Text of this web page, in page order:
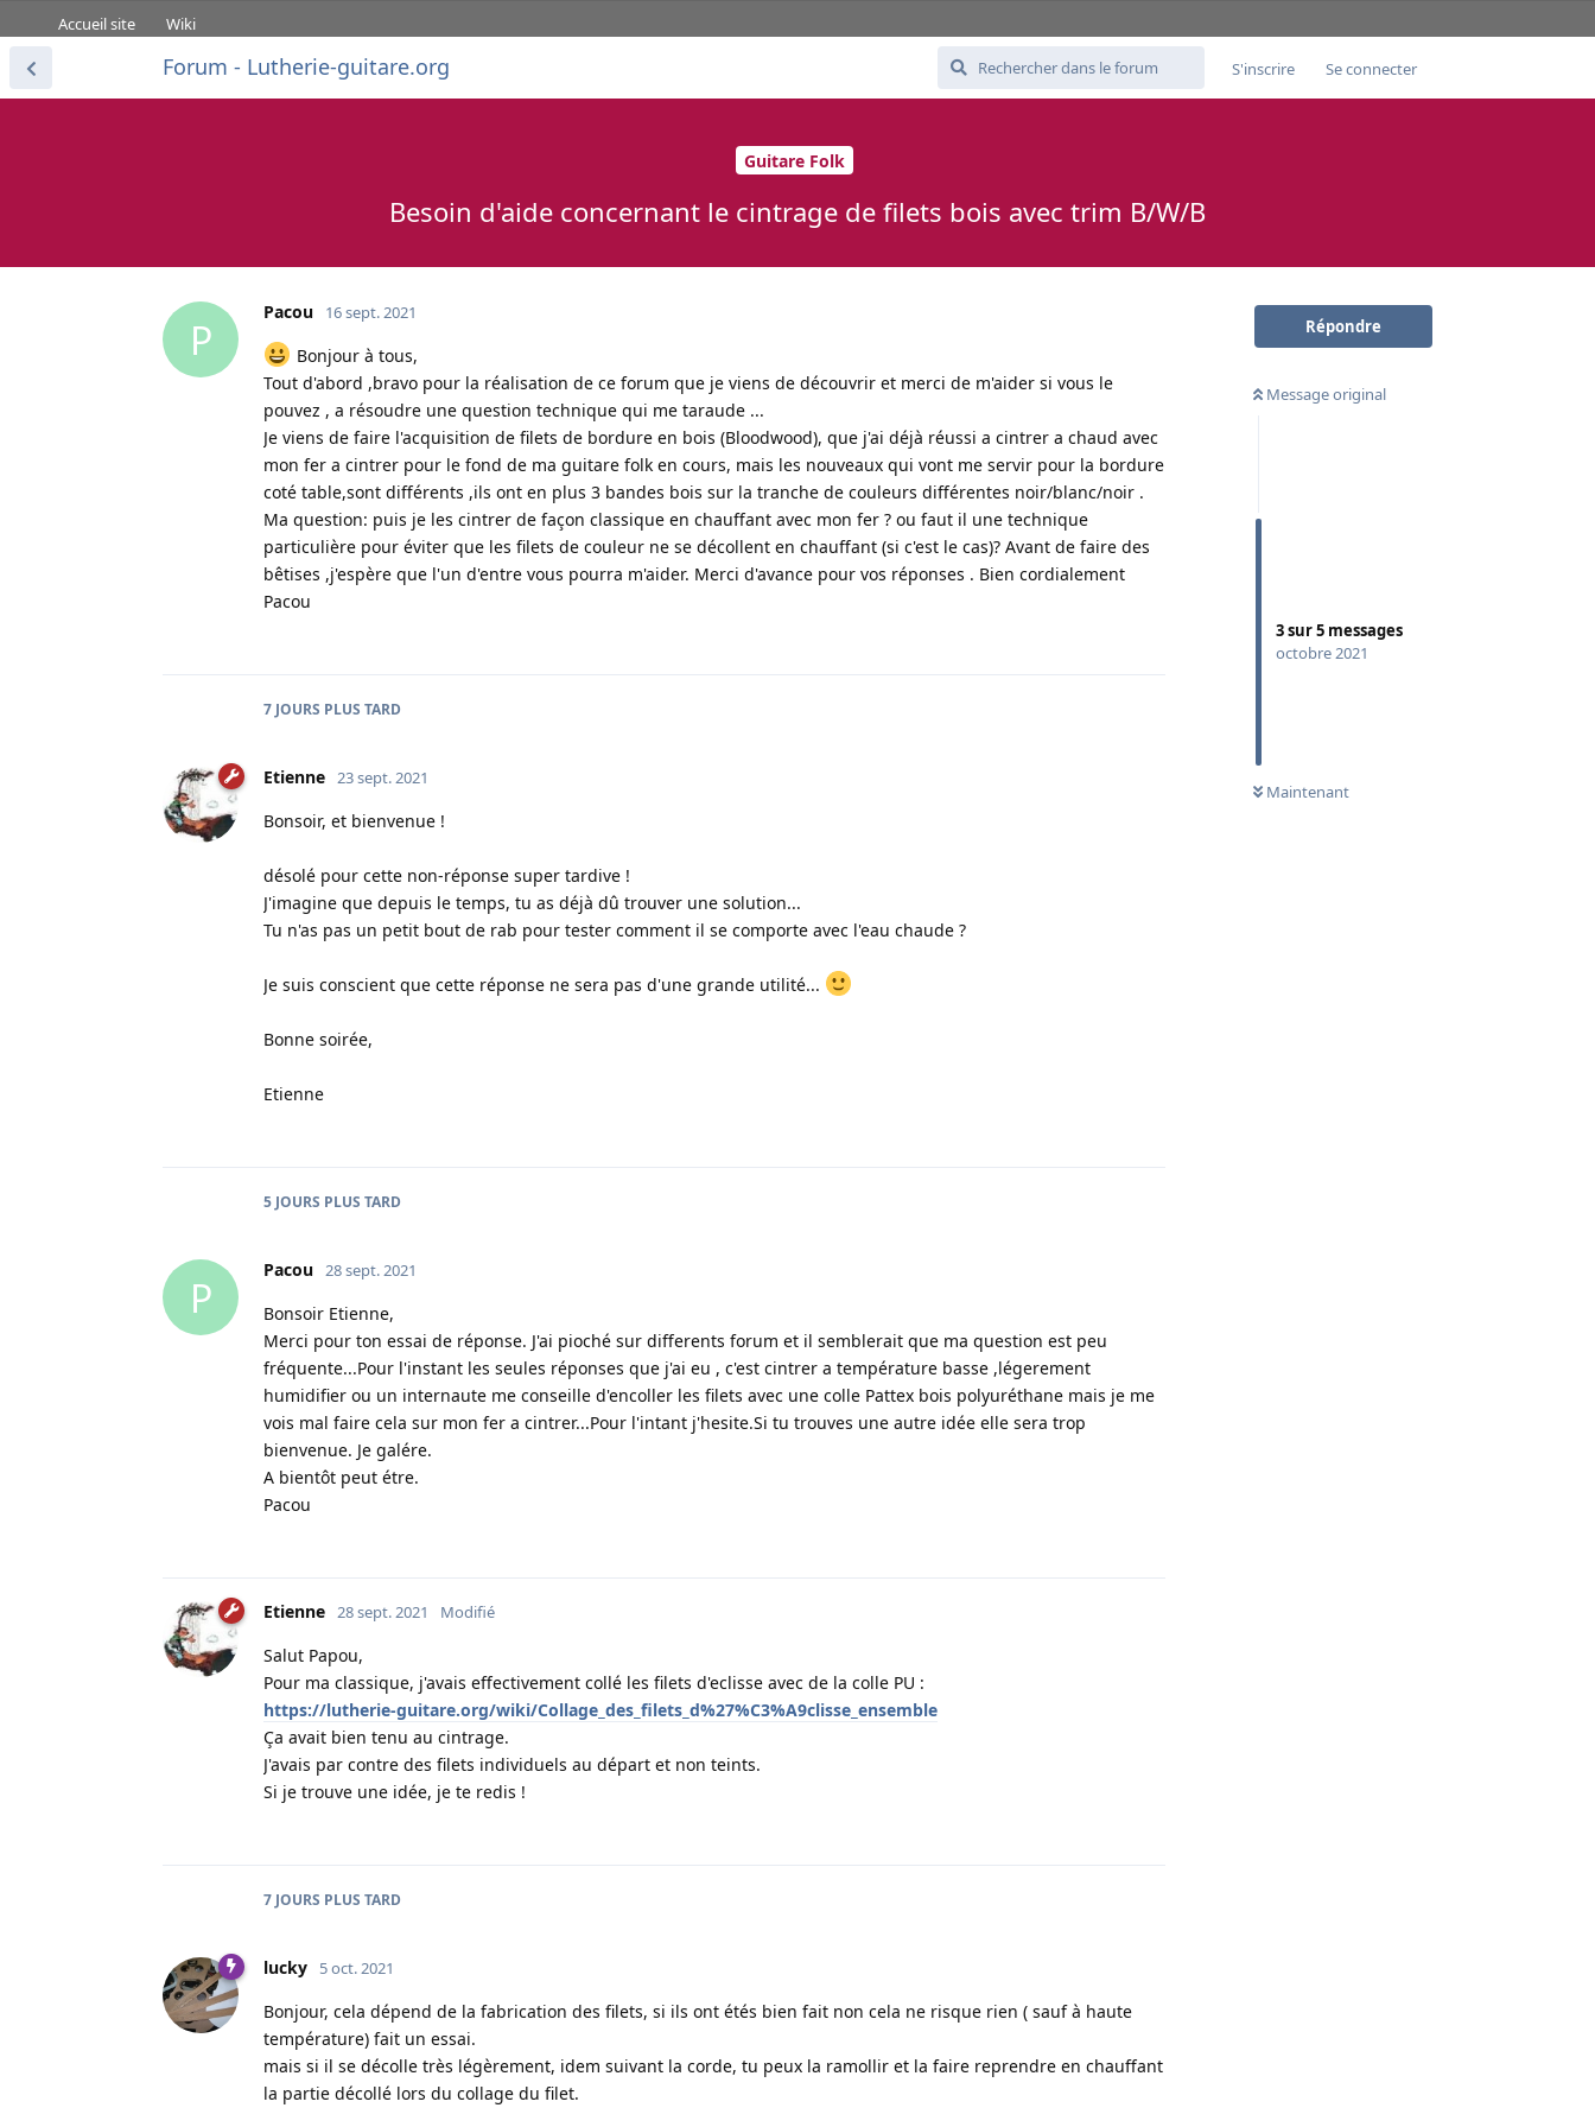
Accueil site Wiki
Forum - Lutherie-guitare.org S'inscrire Se connecter
Guitare Folk
Besoin d'aide concernant le cintrage de filets bois avec trim B/W/B
Répondre
Message original
3sur5 messages
octobre 2021
Maintenant
P
Pacou 16 sept. 2021
Bonjour à tous,
Tout d'abord ,bravo pour la réalisation de ce forum que je viens de découvrir et merci de m'aider si vous le
pouvez , a résoudre une question technique qui me taraude ...
Je viens de faire l'acquisition de filets de bordure en bois (Bloodwood), que j'ai déjà réussi a cintrer a chaud avec
mon fer a cintrer pour le fond de ma guitare folk en cours, mais les nouveaux qui vont me servir pour la bordure
coté table,sont différents ,ils ont en plus 3 bandes bois sur la tranche de couleurs différentes noir/blanc/noir .
Ma question: puis je les cintrer de façon classique en chauffant avec mon fer ? ou faut il une technique
particulière pour éviter que les filets de couleur ne se décollent en chauffant (si c'est le cas)? Avant de faire des
bêtises ,j'espère que l'un d'entre vous pourra m'aider. Merci d'avance pour vos réponses . Bien cordialement
Pacou
7 JOURS PLUS TARD
Etienne 23 sept. 2021
Bonsoir, et bienvenue !
désolé pour cette non-réponse super tardive !
J'imagine que depuis le temps, tu as déjà dû trouver une solution...
Tu n'as pas un petit bout de rab pour tester comment il se comporte avec l'eau chaude ?
Je suis conscient que cette réponse ne sera pas d'une grande utilité...
Bonne soirée,
Etienne
5 JOURS PLUS TARD
P
Pacou 28 sept. 2021
Bonsoir Etienne,
Merci pour ton essai de réponse. J'ai pioché sur differents forum et il semblerait que ma question est peu
fréquente...Pour l'instant les seules réponses que j'ai eu , c'est cintrer a température basse ,légerement
humidifier ou un internaute me conseille d'encoller les filets avec une colle Pattex bois polyuréthane mais je me
vois mal faire cela sur mon fer a cintrer...Pour l'intant j'hesite.Si tu trouves une autre idée elle sera trop
bienvenue. Je galére.
A bientôt peut étre.
Pacou
Etienne 28 sept. 2021 Modifié
Salut Papou,
Pour ma classique, j'avais effectivement collé les filets d'eclisse avec de la colle PU :
https://lutherie-guitare.org/wiki/Collage_des_filets_d%27%C3%A9clisse_ensemble
Ça avait bien tenu au cintrage.
J'avais par contre des filets individuels au départ et non teints.
Si je trouve une idée, je te redis !
7 JOURS PLUS TARD
lucky 5 oct. 2021
Bonjour, cela dépend de la fabrication des filets, si ils ont étés bien fait non cela ne risque rien ( sauf à haute
température) fait un essai.
mais si il se décolle très légèrement, idem suivant la corde, tu peux la ramollir et la faire reprendre en chauffant
la partie décollé lors du collage du filet.